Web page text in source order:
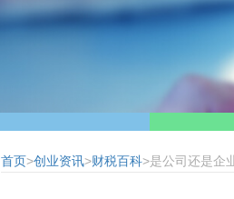
首页>创业资讯>财税百科>是公司还是